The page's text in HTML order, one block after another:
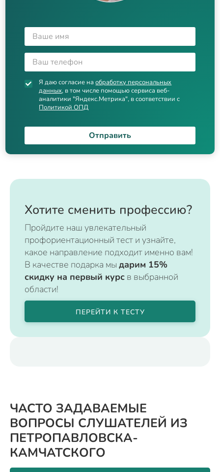
Я даю согласие наобработку персональных
данных, в том числе помощью сервиса веб-
аналитики "Яндекс.Метрика", в соответствии с
Политикой ОПД
Отправить
Хотите сменить профессию?
Пройдите наш увлекательный
профориентационный тест и узнайте,
какое направление подходит именно вам!
В качестве подарка мы дарим 15%
скидку на первый курс в выбранной
области!
ПЕРЕЙТИ К ТЕСТУ
ЧАСТО ЗАДАВАЕМЫЕ
ВОПРОСЫ СЛУШАТЕЛЕЙ ИЗ
ПЕТРОПАВЛОВСКА-
КАМЧАТСКОГО